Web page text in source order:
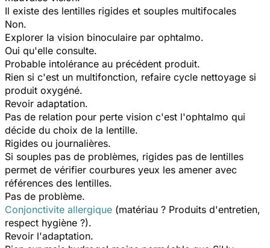
Il existe des lentilles rigides et souples multifocales
Non.
Explorer la vision binoculaire par ophtalmo.
Oui qu'elle consulte.
Probable intolérance au précédent produit.
Rien si c'est un multifonction, refaire cycle nettoyage si
produit oxygéné.
Revoir adaptation.
Pas de relation pour perte vision c'est l'ophtalmo qui
décide du choix de la lentille.
Rigides ou journalières.
Si souples pas de problèmes, rigides pas de lentilles
permet de vérifier courbures yeux les amener avec
références des lentilles.
Pas de problème.
Conjonctivite allergique (matériau ? Produits d'entretien,
respect hygiène ?).
Revoir l'adaptation.